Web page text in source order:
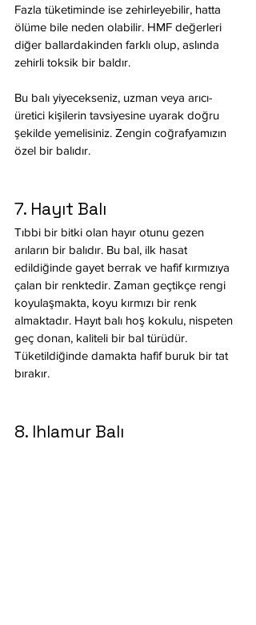
Fazla tüketiminde ise zehirleyebilir, hatta
ölüme bile neden olabilir. HMF değerleri
diğer ballardakinden farklı olup, aslında
zehirli toksik bir baldır.
Bu balı yiyecekseniz, uzman veya arıcı-
üretici kişilerin tavsiyesine uyarak doğru
şekilde yemelisiniz. Zengin coğrafyamızın
özel bir balıdır.
7. Hayıt Balı
Tıbbi bir bitki olan hayır otunu gezen
arıların bir balıdır. Bu bal, ilk hasat
edildiğinde gayet berrak ve hafif kırmızıya
çalan bir renktedir. Zaman geçtikçe rengi
koyulaşmakta, koyu kırmızı bir renk
almaktadır. Hayıt balı hoş kokulu, nispeten
geç donan, kaliteli bir bal türüdür.
Tüketildiğinde damakta hafif buruk bir tat
bırakır.
8. Ihlamur Balı